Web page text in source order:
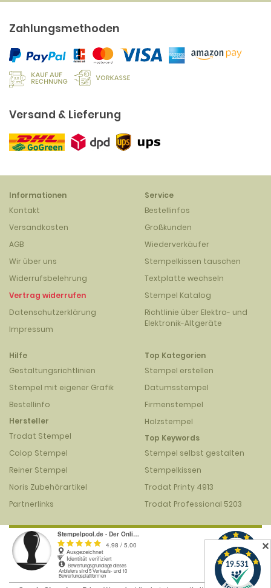
Zahlungsmethoden
Versand & Lieferung
Informationen
Kontakt
Versandkosten
AGB
Wir über uns
Widerrufsbelehrung
Vertrag widerrufen
Datenschutzerklärung
Impressum
Service
Bestellinfos
Großkunden
Wiederverkäufer
Stempelkissen tauschen
Textplatte wechseln
Stempel Katalog
Richtlinie über Elektro- und
Elektronik-Altgeräte
Hilfe
Gestaltungsrichtlinien
Stempel mit eigener Grafik
Bestellinfo
Hersteller
Trodat Stempel
Colop Stempel
Reiner Stempel
Noris Zubehörartikel
Partnerlinks
Top Kategorien
Stempel erstellen
Datumsstempel
Firmenstempel
Holzstempel
Top Keywords
Stempel selbst gestalten
Stempelkissen
Trodat Printy 4913
Trodat Professional 5203
✕